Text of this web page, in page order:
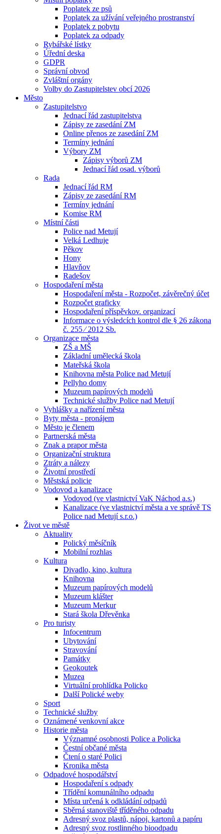
Poplatek ze psů
Poplatek za užívání veřejného prostranství
Poplatek z pobytu
Poplatek za odpady
Rybářské lístky
Úřední deska
GDPR
Správní obvod
Zvláštní orgány
Volby do Zastupitelstev obcí 2026
Město
Zastupitelstvo
Jednací řád zastupitelstva
Zápisy ze zasedání ZM
Online přenos ze zasedání ZM
Termíny jednání
Výbory ZM
Zápisy výborů ZM
Jednací řád osad. výborů
Rada
Jednací řád RM
Zápisy ze zasedání RM
Termíny jednání
Komise RM
Místní části
Police nad Metují
Velká Ledhuje
Pěkov
Hony
Hlavňov
Radešov
Hospodaření města
Hospodaření města - Rozpočet, závěrečný účet
Rozpočet graficky
Hospodaření příspěvkov. organizací
Informace o výsledcích kontrol dle § 26 zákona
č. 255 ⁄ 2012 Sb.
Organizace města
ZŠ a MŠ
Základní umělecká škola
Mateřská škola
Knihovna města Police nad Metují
Pellyho domy
Muzeum papírových modelů
Technické služby Police nad Metují
Vyhlášky a nařízení města
Byty města - pronájem
Město je členem
Partnerská města
Znak a prapor města
Organizační struktura
Ztráty a nálezy
Životní prostředí
Městská policie
Vodovod a kanalizace
Vodovod (ve vlastnictví VaK Náchod a.s.)
Kanalizace (ve vlastnictví města a ve správě TS
Police nad Metují s.r.o.)
Život ve městě
Aktuality
Polický měsíčník
Mobilní rozhlas
Kultura
Divadlo, kino, kultura
Knihovna
Muzeum papírových modelů
Muzeum klášter
Muzeum Merkur
Stará škola Dřevěnka
Pro turisty
Infocentrum
Ubytování
Stravování
Památky
Geokoutek
Muzea
Virtuální prohlídka Policko
Další Polické weby
Sport
Technické služby
Oznámené venkovní akce
Historie města
Významné osobnosti Police a Policka
Čestní občané města
Čtení o staré Polici
Kronika města
Odpadové hospodářství
Hospodaření s odpady
Třídění komunálního odpadu
Místa určená k odkládání odpadů
Sběrná stanoviště tříděného odpadu
Adresný svoz plastů, nápoj. kartonů a papíru
Adresný svoz rostlinného bioodpadu